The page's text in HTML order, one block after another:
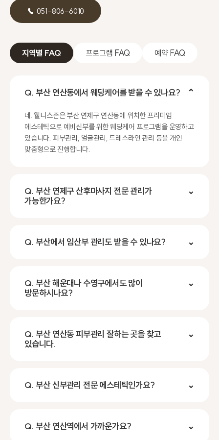
☎ 051-806-6010
지역별 FAQ 프로그램 FAQ 예약 FAQ
Q. 부산 연산동에서 웨딩케어를 받을 수 있나요? ⌃
네. 웰니스존은 부산 연제구 연산동에 위치한 프리미엄
에스테틱으로 예비신부를 위한 웨딩케어 프로그램을 운영하고
있습니다. 피부관리, 얼굴관리, 드레스라인 관리 등을 개인
맞춤형으로 진행합니다.
Q. 부산 연제구 산후마사지 전문 관리가
가능한가요?
⌄
Q. 부산에서 임산부 관리도 받을 수 있나요? ⌄
Q. 부산 해운대나 수영구에서도 많이
방문하시나요?
⌄
Q. 부산 연산동 피부관리 잘하는 곳을 찾고
있습니다.
⌄
Q. 부산 신부관리 전문 에스테틱인가요? ⌄
Q. 부산 연산역에서 가까운가요? ⌄